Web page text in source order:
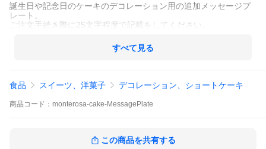
誕生日や記念日のケーキのデコレーション用の追加メッセージプ
レート。
ご注文手続き際に25文字程度で記載をしてください。
すべて見る
食品 スイーツ、洋菓子 デコレーション、ショートケーキ
商品 コード： monterosa-cake-MessagePlate
この商品を共有する